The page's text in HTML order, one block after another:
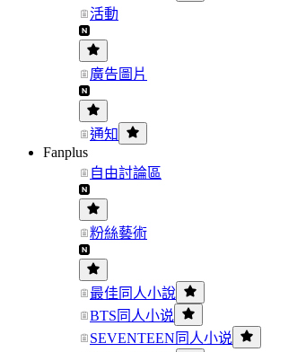
活動
廣告圖片
通知
Fanplus
自由討論區
粉絲藝術
最佳同人小說
BTS同人小说
SEVENTEEN同人小说